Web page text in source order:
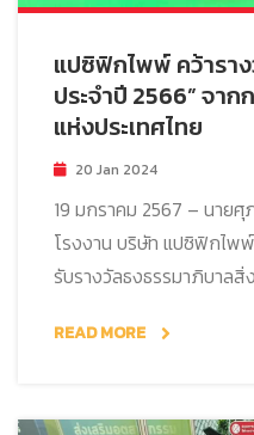
แปซิฟิกไพพ์ คว้าราง
ประจำปี 2566” จา
แห่งประเทศไทย
20 Jan 2024
19 มกราคม 2567 – นาย
โรงงาน บริษัท แปซิฟิกไพ
รับรางวัลธงธรรมาภิบาลสิ่
READ MORE